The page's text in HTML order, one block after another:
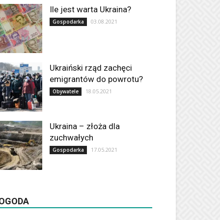
Ile jest warta Ukraina?
Gospodarka 03.08.2021
Ukraiński rząd zachęci
emigrantów do powrotu?
Obywatele 18.05.2021
Ukraina – złoża dla
zuchwałych
Gospodarka 17.05.2021